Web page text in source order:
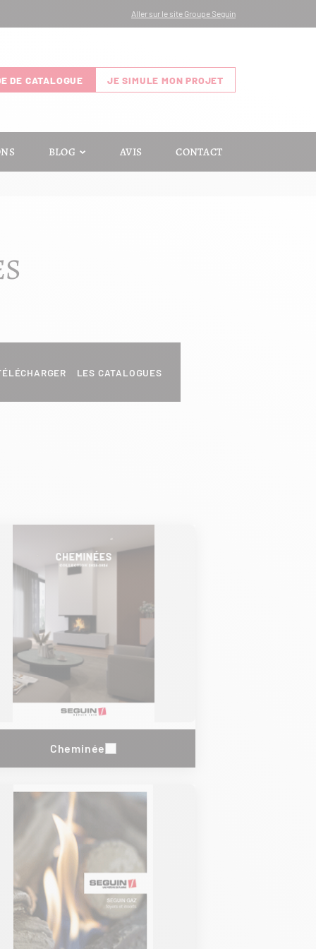
Aller sur le site Groupe Seguin
DE CATALOGUE JE SIMULE MON PROJET
BLOG AVIS CONTACT
LES CATALOGUES
Cheminée